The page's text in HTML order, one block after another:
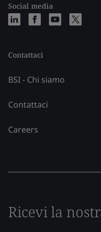
Social media
Contattaci
BSI - Chi siamo
Contattaci
Careers
Ricevi la